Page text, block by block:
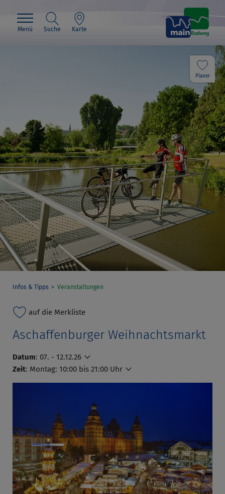
Menü Suche Karte
Planer
Infos & Tipps Veranstaltungen
auf die Merkliste
Aschaffenburger Weihnachtsmarkt
Datum: 07. - 12.12.26
Zeit: Montag: 10:00 bis 21:00 Uhr